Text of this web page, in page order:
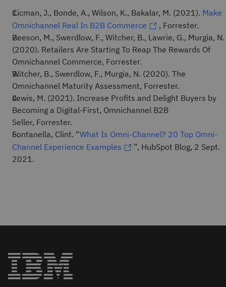
Cicman, J., Bonde, A., Wilson, K., Bakalar, M. (2021). Make
Omnichannel Real In B2B Commerce
, Forrester.
Beeson, M., Swerdlow, F., Witcher, B., Lawrie, G., Murgia, N.
(2020). Retailers Are Starting To Reap The Rewards Of
Omnichannel Commerce, Forrester.
Witcher, B., Swerdlow, F., Murgia, N. (2020). The
Omnichannel Maturity Assessment, Forrester.
Lewis, M. (2021). Increase Profits and Delight Buyers by
Becoming a Digital-First, Omnichannel B2B
Seller, Forrester.
Fontanella, Clint. “What Is Omni-Channel? 20 Top Omni-
Channel Experience Examples
”, HubSpot Blog, 2 Sept.
2021.